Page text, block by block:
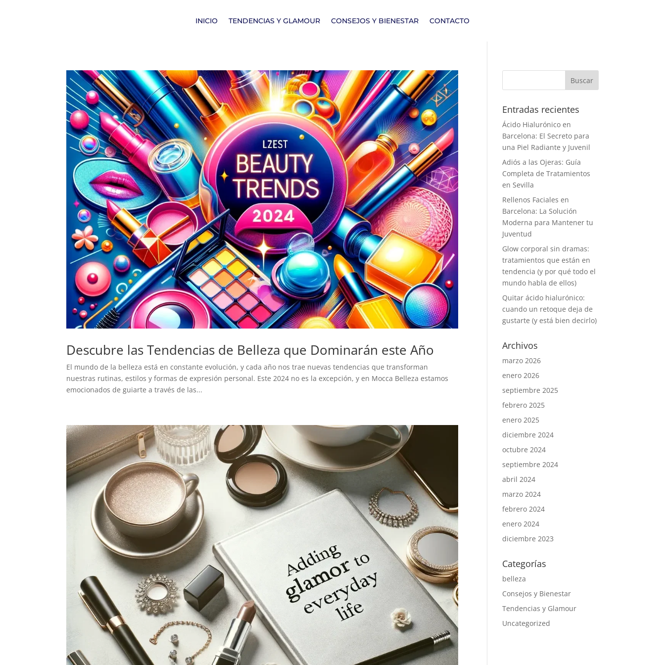
INICIO TENDENCIAS Y GLAMOUR CONSEJOS Y BIENESTAR CONTACTO
Descubre las Tendencias de Belleza que Dominarán este Año
El mundo de la belleza está en constante evolución, y cada año nos trae nuevas tendencias que transforman
nuestras rutinas, estilos y formas de expresión personal. Este 2024 no es la excepción, y en Mocca Belleza estamos
emocionados de guiarte a través de las...
Entradas recientes
Ácido Hialurónico en
Barcelona: El Secreto para
una Piel Radiante y Juvenil
Adiós a las Ojeras: Guía
Completa de Tratamientos
en Sevilla
Rellenos Faciales en
Barcelona: La Solución
Moderna para Mantener tu
Juventud
Glow corporal sin dramas:
tratamientos que están en
tendencia (y por qué todo el
mundo habla de ellos)
Quitar ácido hialurónico:
cuando un retoque deja de
gustarte (y está bien decirlo)
Archivos
marzo 2026
enero 2026
septiembre 2025
febrero 2025
enero 2025
diciembre 2024
octubre 2024
septiembre 2024
abril 2024
marzo 2024
febrero 2024
enero 2024
diciembre 2023
Categorías
belleza
Consejos y Bienestar
Tendencias y Glamour
Uncategorized